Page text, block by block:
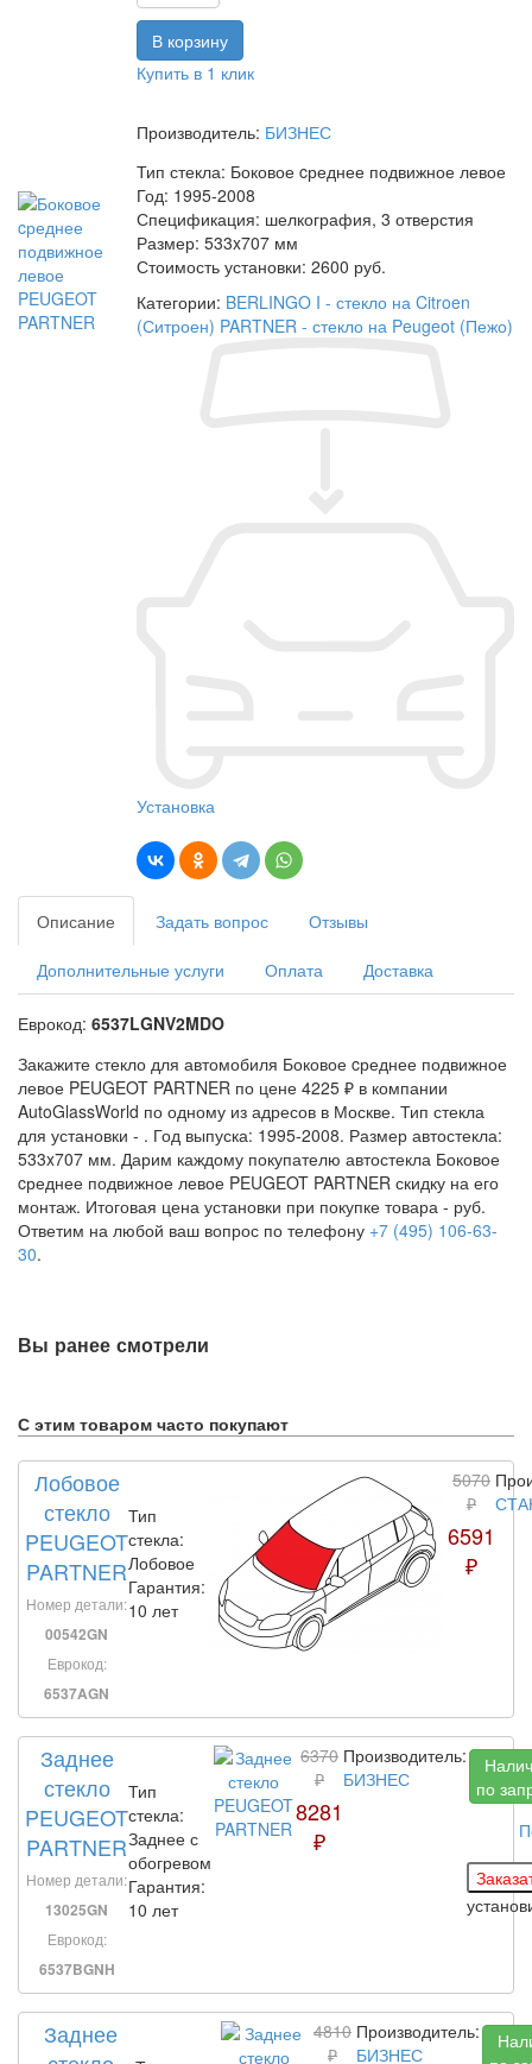
Купить в 1 клик
Производитель: БИЗНЕС
Тип стекла: Боковое cреднее подвижное левое
Год: 1995-2008
Спецификация: шелкография, 3 отверстия
Размер: 533x707 мм
Стоимость установки: 2600 руб.
Категории: BERLINGO I - стекло на Citroen
(Ситроен) PARTNER - стекло на Peugeot (Пежо)
Установка
Описание Задать вопрос Отзывы
Дополнительные услуги Оплата Доставка
Еврокод: 6537LGNV2MDO
Закажите стекло для автомобиля Боковое cреднее подвижное
левое PEUGEOT PARTNER по цене 4225 ₽ в компании
AutoGlassWorld по одному из адресов в Москве. Тип стекла
для установки - . Год выпуска: 1995-2008. Размер автостекла:
533x707 мм. Дарим каждому покупателю автостекла Боковое
cреднее подвижное левое PEUGEOT PARTNER скидку на его
монтаж. Итоговая цена установки при покупке товара - руб.
Ответим на любой ваш вопрос по телефону +7 (495) 106-63-
30.
Вы ранее смотрели
С этим товаром часто покупают
Лобовое
стекло
PEUGEOT
PARTNER
Номер детали:
00542GN
Еврокод:
6537AGN
Тип
стекла:
Лобовое
Гарантия:
10 лет
5070
₽
6591
₽
Заднее
стекло
PEUGEOT
PARTNER
Номер детали:
13025GN
Еврокод:
6537BGNH
Тип
стекла:
Заднее с
обогревом
Гарантия:
10 лет
6370
₽
8281
₽
Производитель:
БИЗНЕС
по
Заднее
4810
₽
Производитель:
БИЗНЕС